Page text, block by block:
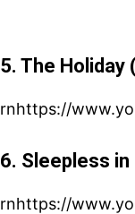
5. The Holiday
rnhttps://
6. Sleepless
rnhttps://